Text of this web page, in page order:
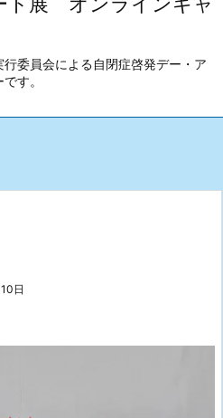
委員会による自閉症啓発デー・ア
す。
前へ
次へ
日